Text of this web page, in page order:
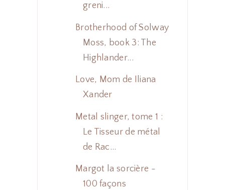
greni...
Brotherhood of Solway
Moss, book 3: The
Highlander...
Love, Mom de Iliana
Xander
Metal slinger, tome 1 :
Le Tisseur de métal
de Rac...
Margot la sorcière -
100 façons